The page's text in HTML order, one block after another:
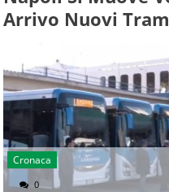
Arrivo Nuovi
Cronaca
0